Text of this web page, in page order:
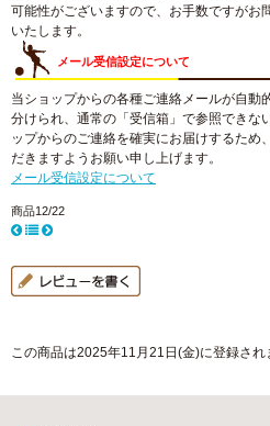
可能性がございますので、お手数ですがお
いたします。
メール受信設定について
当ショップからの各種ご連絡メールが自動
分けられ、通常の「受信箱」で参照できな
ップからのご連絡を確実にお届けするため
だきますようお願い申し上げます。
メール受信設定について
商品12/22
この商品は2025年11月21日(金)に登録され